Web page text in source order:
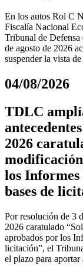
En los autos Rol C
Fiscalía Nacional
Tribunal de
de agosto de 2026
suspender la vista
04/08/2026
TDLC
2026
los Informes
bases de
Por resolución de 3
2026 caratulado
aprobados por los
licitación”, el
el plazo para